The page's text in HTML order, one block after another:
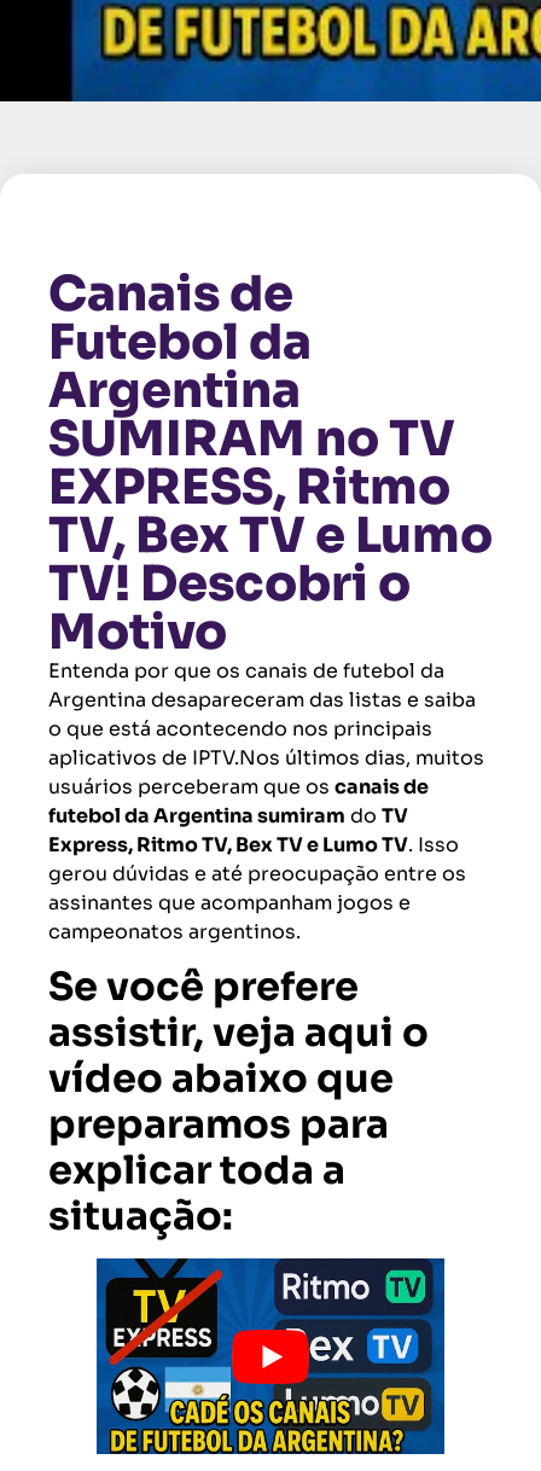
Canais de
Futebol da
Argentina
SUMIRAM no TV
EXPRESS, Ritmo
TV, Bex TV e Lumo
TV! Descobri o
Motivo
Entenda por que os canais de futebol da
Argentina desapareceram das listas e saiba
o que está acontecendo nos principais
aplicativos de IPTV.Nos últimos dias, muitos
usuários perceberam que os canais de
futebol da Argentina sumiram do TV
Express, Ritmo TV, Bex TV e Lumo TV. Isso
gerou dúvidas e até preocupação entre os
assinantes que acompanham jogos e
campeonatos argentinos.
Se você prefere
assistir, veja aqui o
vídeo abaixo que
preparamos para
explicar toda a
situação: